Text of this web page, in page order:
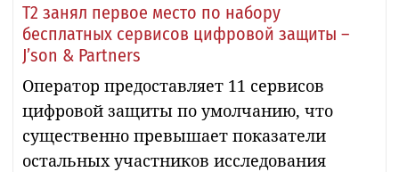
Т2 занял первое место по набору
бесплатных сервисов цифровой защиты –
J’son & Partners
Оператор предоставляет 11 сервисов
цифровой защиты по умолчанию, что
существенно превышает показатели
остальных участников исследования